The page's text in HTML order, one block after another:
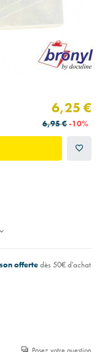
6,25 €
6,95 €-10%
offertedès 50€ d'achat